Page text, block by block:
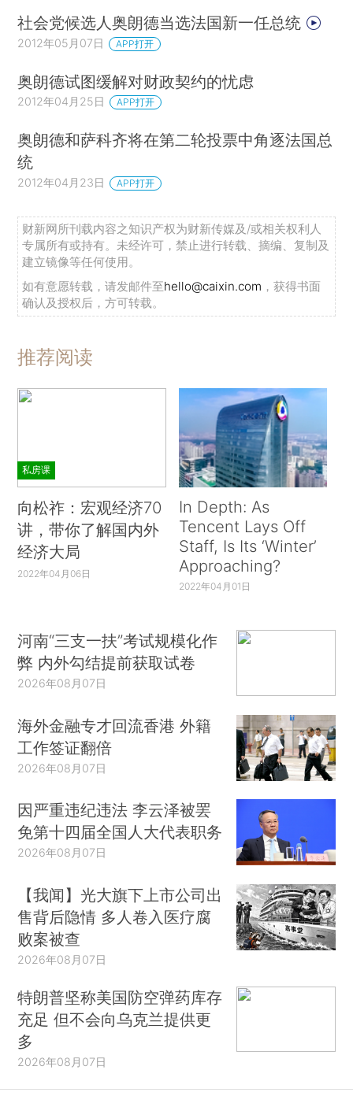
社会党候选人奥朗德当选法国新一任总统
2012年05月07日 APP打开
奥朗德试图缓解对财政契约的忧虑
2012年04月25日 APP打开
奥朗德和萨科齐将在第二轮投票中角逐法国总
统
2012年04月23日 APP打开
财新网所刊载内容之知识产权为财新传媒及/或相关权利人
专属所有或持有。未经许可，禁止进行转载、摘编、复制及
建立镜像等任何使用。
如有意愿转载，请发邮件至hello@caixin.com ，获得书面
确认及授权后，方可转载。
推荐阅读
私房课
向松祚：宏观经济70
讲，带你了解国内外
经济大局
2022年04月06日
In Depth: As
Tencent Lays Off
Staff, Is Its ‘Winter’
Approaching?
2022年04月01日
河南“三支一扶”考试规模化作
弊 内外勾结提前获取试卷
2026年08月07日
海外金融专才回流香港 外籍
工作签证翻倍
2026年08月07日
因严重违纪违法 李云泽被罢
免第十四届全国人大代表职务
2026年08月07日
【我闻】光大旗下上市公司出
售背后隐情 多人卷入医疗腐
败案被查
2026年08月07日
特朗普坚称美国防空弹药库存
充足 但不会向乌克兰提供更
多
2026年08月07日